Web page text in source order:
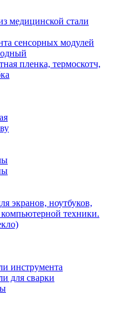
медицинской стали
сенсорных модулей
пленка, термоскотч,
экранов, ноутбуков,
техники.
инструмента
для сварки